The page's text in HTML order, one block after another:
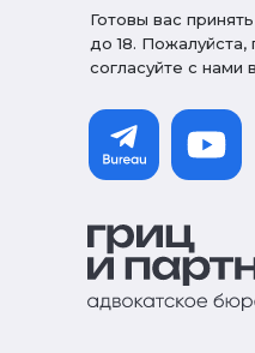
Готовы вас
до 18. Пожалуйста,
согласуйте с нами